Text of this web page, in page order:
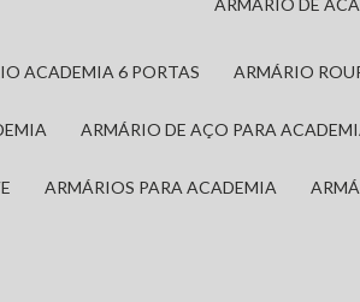
ARMÁRIO DE
ACADEMIA 6 PORTAS ARMÁRIO
ARMÁRIO DE AÇO PARA
ARMÁRIOS PARA ACADEMIA